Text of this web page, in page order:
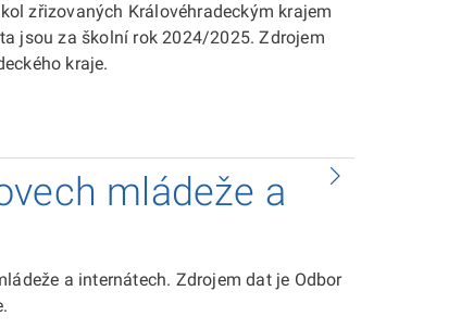
zřizovaných Královéhradeckým krajem
jsou za školní rok 2024/2025. Zdrojem
kraje.
mládeže a
a internátech. Zdrojem dat je Odbor